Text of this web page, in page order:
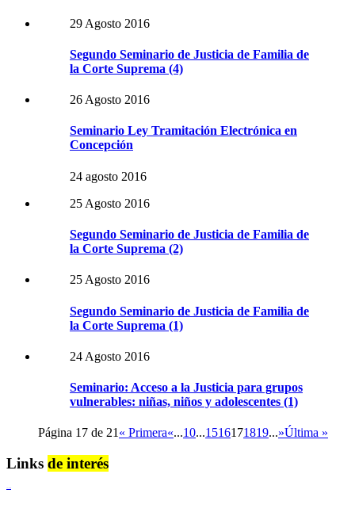
29 Agosto 2016
Segundo Seminario de Justicia de Familia de
la Corte Suprema (4)
26 Agosto 2016
Seminario Ley Tramitación Electrónica en
Concepción
24 agosto 2016
25 Agosto 2016
Segundo Seminario de Justicia de Familia de
la Corte Suprema (2)
25 Agosto 2016
Segundo Seminario de Justicia de Familia de
la Corte Suprema (1)
24 Agosto 2016
Seminario: Acceso a la Justicia para grupos
vulnerables: niñas, niños y adolescentes (1)
Página 17 de 21 « Primera«...10...1516171819...»Última »
Links de interés